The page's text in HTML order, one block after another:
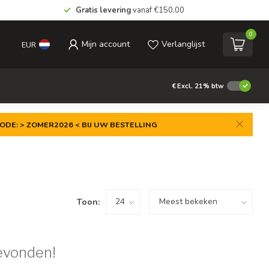
Gratis leveringvanaf €150,00
EUR Mijn account Verlanglijst
0
€Excl. 21% btw
> ZOMER2026 < BIJ UW BESTELLING
Toon: